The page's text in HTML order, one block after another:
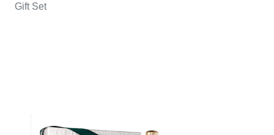
Gift Set